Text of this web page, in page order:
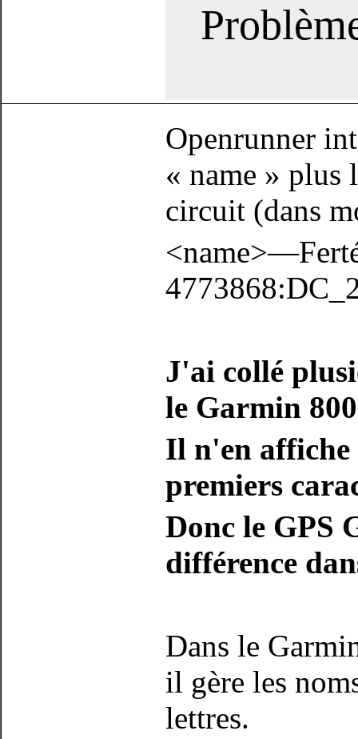
Openrunner
« name » plus
circuit (dans
J'ai collé
le Garmin
Il n'en affiche
premiers
Donc le GPS
différence
Dans le
il gère les
lettres.